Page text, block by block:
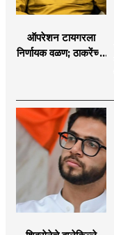
ऑपरेशन टायगरला
निर्णायक वळण; ठाकरेंच्या
विलीन होण्याचा प्रस्ताव?